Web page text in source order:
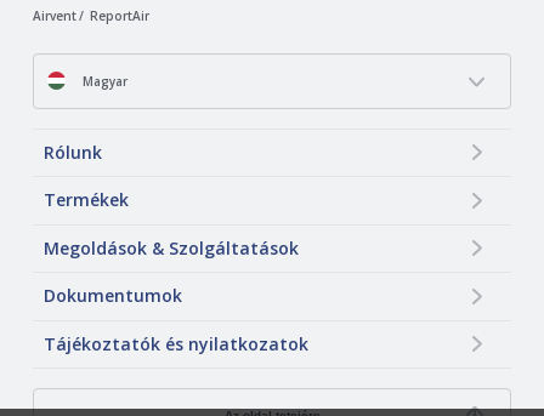
Airvent ReportAir
Magyar
Rólunk
Termékek
Megoldások & Szolgáltatások
Dokumentumok
Tájékoztatók és nyilatkozatok